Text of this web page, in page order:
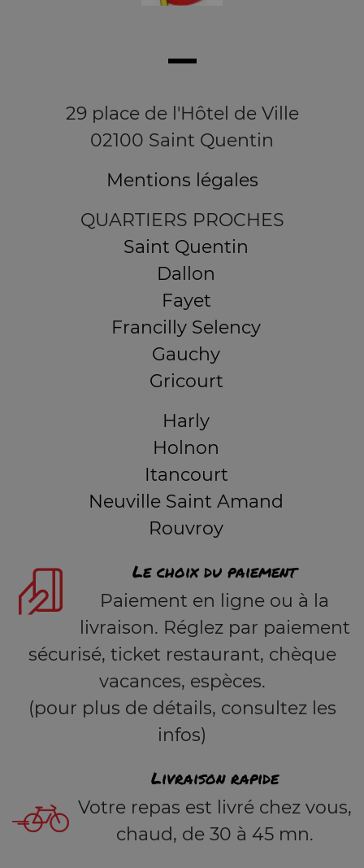
29 place de l'Hôtel de Ville
02100 Saint Quentin
Mentions légales
QUARTIERS PROCHES
Saint Quentin
Dallon
Fayet
Francilly Selency
Gauchy
Gricourt
Harly
Holnon
Itancourt
Neuville Saint Amand
Rouvroy
Le choix du paiement
Paiement en ligne ou à la
livraison. Réglez par paiement
sécurisé, ticket restaurant, chèque
vacances, espèces.
(pour plus de détails, consultez les
infos)
Livraison rapide
Votre repas est livré chez vous,
chaud, de 30 à 45 mn.